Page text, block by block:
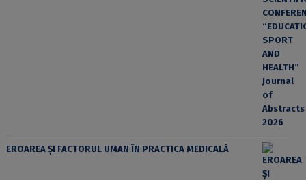
EROAREA ȘI FACTORUL UMAN ÎN PRACTICA MEDICALĂ